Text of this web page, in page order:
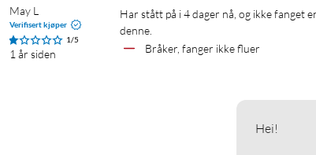
May L
Verifisert kjøper
1/5
1 år siden
Har stått på i 4 dager nå, og ikke fanget en eneste flue. Bor på landet så det er fluer nok og fange. Ønsker og reklamere på
denne.
Bråker, fanger ikke fluer
Hei!